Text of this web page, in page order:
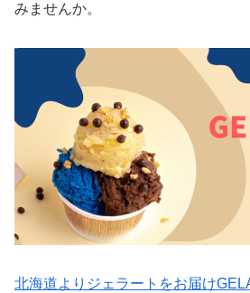
みませんか。
北海道よりジェラートをお届け